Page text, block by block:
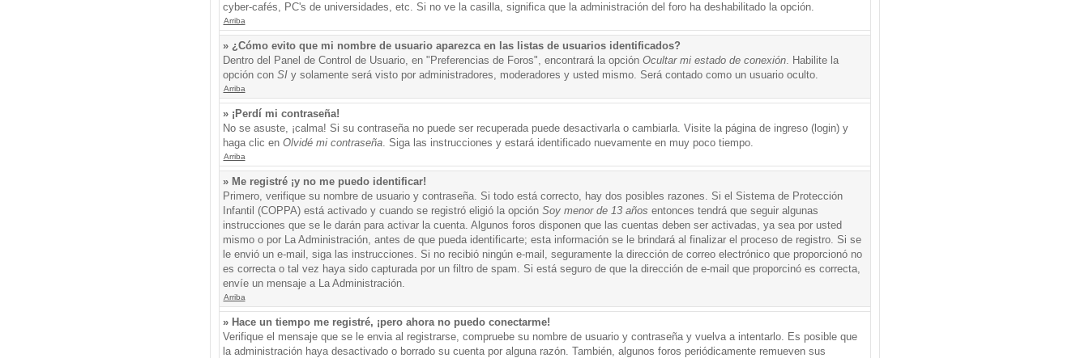
cyber-cafés, PC's de universidades, etc. Si no ve la casilla, significa que la administración del foro ha deshabilitado la opción.
Arriba
» ¿Cómo evito que mi nombre de usuario aparezca en las listas de usuarios identificados?
Dentro del Panel de Control de Usuario, en "Preferencias de Foros", encontrará la opción Ocultar mi estado de conexión. Habilite la
opción con SIy solamente será visto por administradores, moderadores y usted mismo. Será contado como un usuario oculto.
Arriba
» ¡Perdí mi contraseña!
No se asuste, ¡calma! Si su contraseña no puede ser recuperada puede desactivarla o cambiarla. Visite la página de ingreso (login) y
haga clic en Olvidé mi contraseña. Siga las instrucciones y estará identificado nuevamente en muy poco tiempo.
Arriba
» Me registré ¡y no me puedo identificar!
Primero, verifique su nombre de usuario y contraseña. Si todo está correcto, hay dos posibles razones. Si el Sistema de Protección
Infantil (COPPA) está activado y cuando se registró eligió la opción Soy menor de 13 años entonces tendrá que seguir algunas
instrucciones que se le darán para activar la cuenta. Algunos foros disponen que las cuentas deben ser activadas, ya sea por usted
mismo o por La Administración, antes de que pueda identificarte; esta información se le brindará al finalizar el proceso de registro. Si se
le envió un e-mail, siga las instrucciones. Si no recibió ningún e-mail, seguramente la dirección de correo electrónico que proporcionó no
es correcta o tal vez haya sido capturada por un filtro de spam. Si está seguro de que la dirección de e-mail que proporcinó es correcta,
envíe un mensaje a La Administración.
Arriba
» Hace un tiempo me registré, ¡pero ahora no puedo conectarme!
Verifique el mensaje que se le envia al registrarse, compruebe su nombre de usuario y contraseña y vuelva a intentarlo. Es posible que
la administración haya desactivado o borrado su cuenta por alguna razón. También, algunos foros periódicamente remueven sus